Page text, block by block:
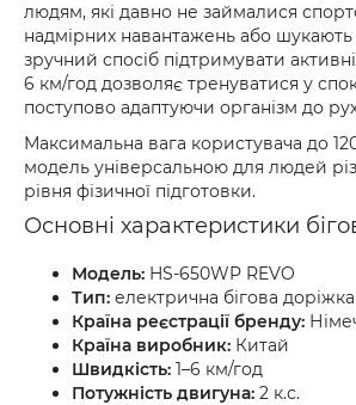
людям, які давно не займалися
надмірних навантажень або
зручний спосіб підтримувати
6 км/год дозволяє тренуватися у
поступово адаптуючи організм до
Максимальна вага користувача до
модель універсальною для людей
рівня фізичної підготовки.
Основні характеристики
Модель: HS-650WP REVO
Тип: електрична бігова доріжка
Країна реєстрації бренду:
Країна виробник: Китай
Швидкість: 1–6 км/год
Потужність двигуна: 2 к.с.